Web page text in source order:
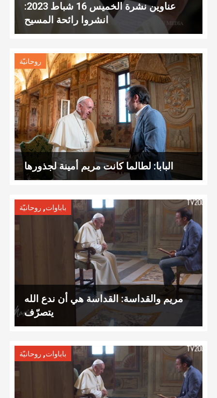
عناوين نشرة الخميس 16 شباط 2023:
انشروا رائحة المسيح
روحانيّة
البابا: لطالما كانت مريم أمينة لجذورها
باباوات, روحانيّة
مريم والقداسة: القداسة هي أن ندع الله
يتصرّف
باباوات, روحانيّة